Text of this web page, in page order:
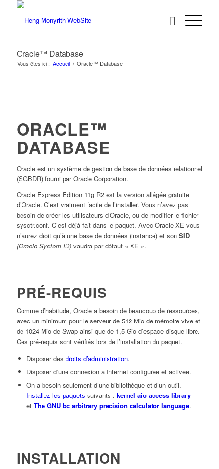
Oracle™ Database
Vous êtes ici : Accueil / Oracle™ Database
ORACLE™
DATABASE
Oracle est un système de gestion de base de données relationnel
(SGBDR) fourni par Oracle Corporation.
Oracle Express Edition 11g R2 est la version allégée gratuite
d’Oracle. C’est vraiment facile de l’installer. Vous n’avez pas
besoin de créer les utilisateurs d’Oracle, ou de modifier le fichier
sysctr.conf. C’est déjà fait dans le paquet. Avec Oracle XE vous
n’aurez droit qu’à une base de données (instance) et son SID
(Oracle System ID)vaudra par défaut « XE ».
PRÉ-REQUIS
Comme d’habitude, Oracle a besoin de beaucoup de ressources,
avec un minimum pour le serveur de 512 Mio de mémoire vive et
de 1024 Mio de Swap ainsi que de 1,5 Gio d’espace disque libre.
Ces pré-requis sont vérifiés lors de l’installation du paquet.
Disposer des droits d’administration.
Disposer d’une connexion à Internet configurée et activée.
On a besoin seulement d’une bibliothèque et d’un outil.
Installez les paquets suivants : kernel aio access library–
et The GNU bc arbitrary precision calculator language.
INSTALLATION